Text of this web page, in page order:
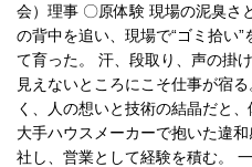
会）理事 〇原体験 現場の泥臭さ
の背中を追い、現場で“ゴミ拾い
て育った。 汗、段取り、声の掛
見えないところにこそ仕事が宿
く、人の想いと技術の結晶だと
大手ハウスメーカーで抱いた違
社し、営業として経験を積む。